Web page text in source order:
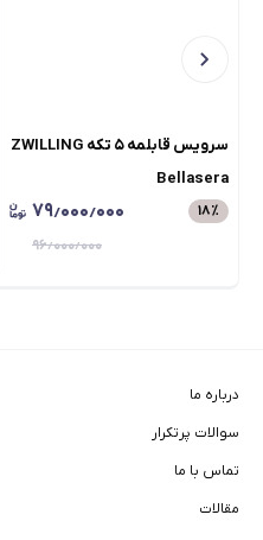
سرویس قابلمه ۵ تکه ZWILLING
Bellasera
۱۸٪ ۷۹٫۰۰۰٫۰۰۰
۹۶٫۰۰۰٫۰۰۰
درباره ما
سوالات پرتکرار
تماس با ما
مقالات